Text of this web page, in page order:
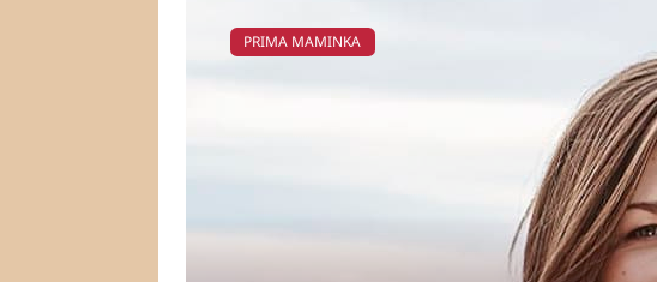
PRIMA MAMINKA